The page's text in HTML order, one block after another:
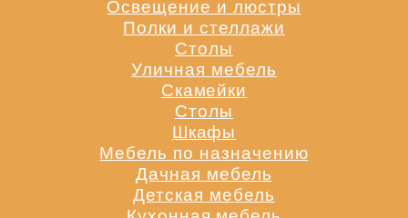
Освещение и люстры
Полки и стеллажи
Столы
Уличная мебель
Скамейки
Столы
Шкафы
Мебель по назначению
Дачная мебель
Детская мебель